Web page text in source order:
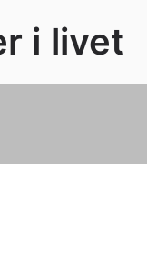
i livet